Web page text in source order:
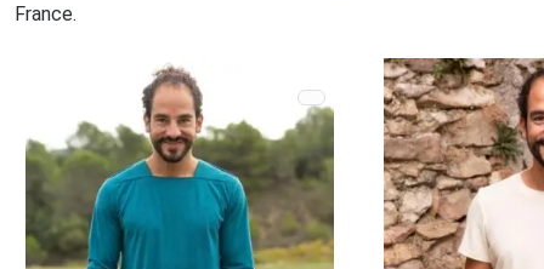
France.